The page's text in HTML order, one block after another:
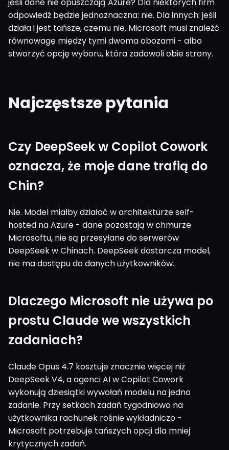
odpowiedź będzie jednoznaczna: nie. Dla innych: jeśli
działa i jest tańsze, czemu nie. Microsoft musi znaleźć
równowagę między tymi dwoma obozami - albo
stworzyć opcję wyboru, która zadowoli obie strony.
Najczęstsze pytania
Czy DeepSeek w Copilot Cowork
oznacza, że moje dane trafią do
Chin?
Nie. Model miałby działać w architekturze self-
hosted na Azure - dane pozostają w chmurze
Microsoftu, nie są przesyłane do serwerów
DeepSeek w Chinach. DeepSeek dostarcza model,
nie ma dostępu do danych użytkowników.
Dlaczego Microsoft nie używa po
prostu Claude we wszystkich
zadaniach?
Claude Opus 4.7 kosztuje znacznie więcej niż
DeepSeek V4, a agenci AI w Copilot Cowork
wykonują dziesiątki wywołań modelu na jedno
zadanie. Przy setkach zadań tygodniowo na
użytkownika rachunek rośnie wykładniczo -
Microsoft potrzebuje tańszych opcji dla mniej
krytycznych zadań.